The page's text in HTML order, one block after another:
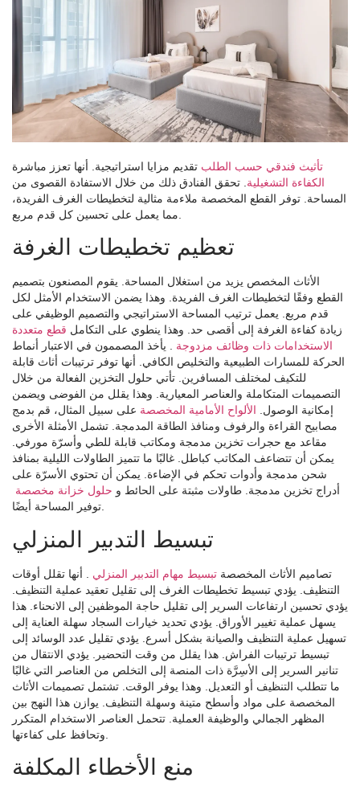
تأثيث فندقي حسب الطلب تقديم مزايا استراتيجية. أنها تعزز مباشرة
الكفاءة التشغيلية . تحقق الفنادق ذلك من خلال الاستفادة القصوى من
المساحة. توفر القطع المخصصة ملاءمة مثالية لتخطيطات الغرف الفريدة،
تعظيم تخطيطات الغرفة
الأثاث المخصص يزيد من استغلال المساحة. يقوم المصنعون بتصميم
القطع وفقًا لتخطيطات الغرف الفريدة. وهذا يضمن الاستخدام الأمثل لكل
قدم مربع. يعمل ترتيب المساحة الاستراتيجي والتصميم الوظيفي على
زيادة كفاءة الغرفة إلى أقصى حد. وهذا ينطوي على التكامل قطع متعددة
الاستخدامات ذات وظائف مزدوجة . يأخذ المصممون في الاعتبار أنماط
الحركة للمسارات الطبيعية والتخليص الكافي. أنها توفر ترتيبات أثاث قابلة
للتكيف لمختلف المسافرين. تأتي حلول التخزين الفعالة من خلال
التصميمات المتكاملة والعناصر المعيارية. وهذا يقلل من الفوضى ويضمن
إمكانية الوصول. الألواح الأمامية المخصصة على سبيل المثال، قم بدمج
مصابيح القراءة والرفوف ومنافذ الطاقة المدمجة. تشمل الأمثلة الأخرى
مقاعد مع حجرات تخزين مدمجة ومكاتب قابلة للطي وأسرّة مورفي.
يمكن أن تتضاعف المكاتب كباطل. غالبًا ما تتميز الطاولات الليلية بمنافذ
شحن مدمجة وأدوات تحكم في الإضاءة. يمكن أن تحتوي الأسرّة على
أدراج تخزين مدمجة. طاولات مثبتة على الحائط و حلول خزانة مخصصة
توفير المساحة أيضًا.
تبسيط التدبير المنزلي
تصاميم الأثاث المخصصة تبسيط مهام التدبير المنزلي
. أنها تقلل أوقات
التنظيف. يؤدي تبسيط تخطيطات الغرف إلى تقليل تعقيد عملية التنظيف.
يؤدي تحسين ارتفاعات السرير إلى تقليل حاجة الموظفين إلى الانحناء. هذا
يسهل عملية تغيير الأوراق. يؤدي تحديد خيارات السجاد سهلة العناية إلى
تسهيل عملية التنظيف والصيانة بشكل أسرع. يؤدي تقليل عدد الوسائد إلى
تبسيط ترتيبات الفراش. هذا يقلل من وقت التحضير. يؤدي الانتقال من
تنانير السرير إلى الأسِرَّة ذات المنصة إلى التخلص من العناصر التي غالبًا
ما تتطلب التنظيف أو التعديل. وهذا يوفر الوقت. تشتمل تصميمات الأثاث
المخصصة على مواد وأسطح متينة وسهلة التنظيف. يوازن هذا النهج بين
المظهر الجمالي والوظيفة العملية. تتحمل العناصر الاستخدام المتكرر
منع الأخطاء المكلفة